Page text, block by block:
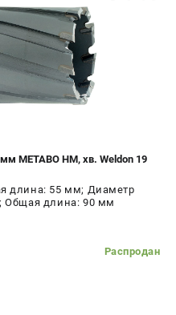
METABO HM, хв. Weldon 19
длина: 55 мм; Диаметр
Общая длина: 90 мм
Распродан